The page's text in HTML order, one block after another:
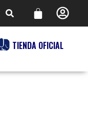
TIENDA OFICIAL